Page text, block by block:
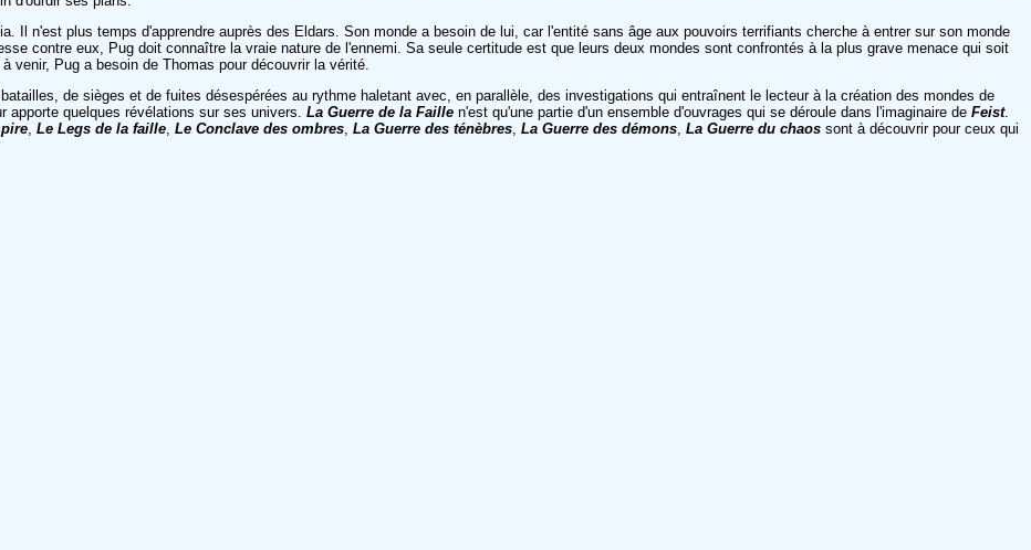
Il n'est plus temps d'apprendre auprès des Eldars. Son monde a besoin de lui, car l'entité sans âge aux pouvoirs terrifiants cherche à entrer sur son monde
contre eux, Pug doit connaître la vraie nature de l'ennemi. Sa seule certitude est que leurs deux mondes sont confrontés à la plus grave menace qui soit
venir, Pug a besoin de Thomas pour découvrir la vérité.
de sièges et de fuites désespérées au rythme haletant avec, en parallèle, des investigations qui entraînent le lecteur à la création des mondes de
quelques révélations sur ses univers. La Guerre de la Faille n'est qu'une partie d'un ensemble d'ouvrages qui se déroule dans l'imaginaire de Feist.
Le Legs de la faille Le Conclave des ombres La Guerre des ténèbres La Guerre des démons La Guerre du chaos sont à découvrir pour ceux qui